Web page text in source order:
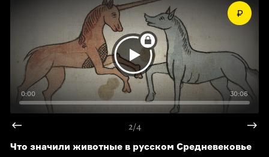
0:00 30:06
2/4
Что значили животные в русском Средневековье